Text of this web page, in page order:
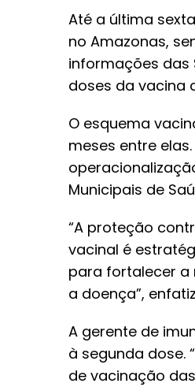
Até a última
no Amazonas,
informações das
doses da vacina
O esquema
meses entre
Municipais de
“A proteção
vacinal é
para fortalecer
a doença”,
A gerente de
à segunda dose.
de vacinação